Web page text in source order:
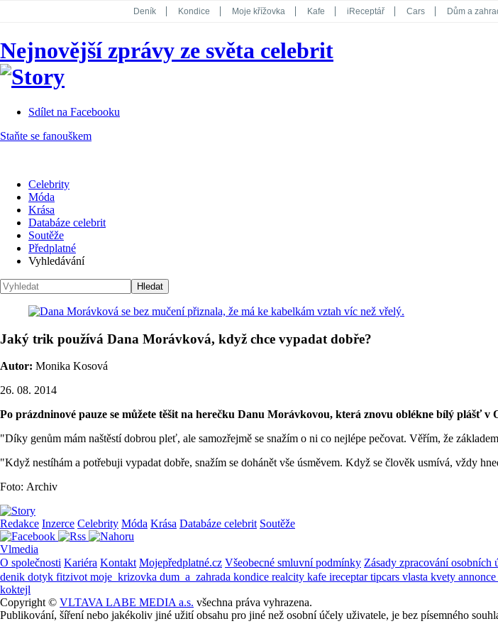
Deník Kondice Moje křížovka Kafe iReceptář Cars Dům a
Koktejl
Nejnovější zprávy ze světa celebrit
Sdílet na Facebooku
Staňte se fanouškem
Celebrity
Móda
Krása
Databáze celebrit
Soutěže
Předplatné
Vyhledávání
Jaký trik používá Dana Morávková, když chce vypadat dobře?
Autor: Monika Kosová
26. 08. 2014
Po prázdninové pauze se můžete těšit na herečku Danu Morávkovou, která znovu oblékne bílý plášť
"Díky genům mám naštěstí dobrou pleť, ale samozřejmě se snažím o ni co nejlépe pečovat. Věřím, že
"Když nestíhám a potřebuji vypadat dobře, snažím se dohánět vše úsměvem. Když se člověk usmívá, vždy
Foto: Archiv
Redakce Inzerce Celebrity Móda Krása Databáze celebrit Soutěže
Vlmedia
O společnosti Kariéra Kontakt Mojepředplatné.cz Všeobecné smluvní podmínky Zásady zpracování osobních
denik dotyk fitzivot moje_krizovka dum_a_zahrada kondice realcity kafe ireceptartipcars vlasta kvety annonce
koktejl
Copyright © VLTAVA LABE MEDIA a.s. všechna práva vyhrazena.
Publikování, šíření nebo jakékoliv jiné užití obsahu pro jiné než osobní účely uživatele, je bez písemného